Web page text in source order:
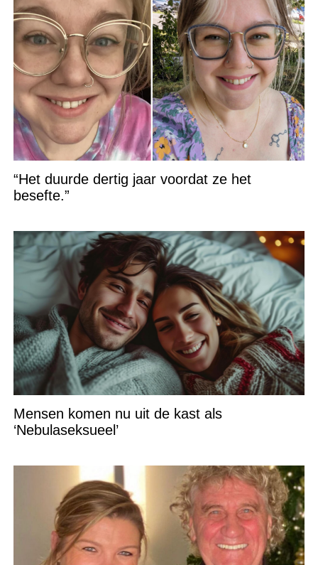
“Het duurde dertig jaar voordat ze het
besefte.”
Mensen komen nu uit de kast als
‘Nebulaseksueel’